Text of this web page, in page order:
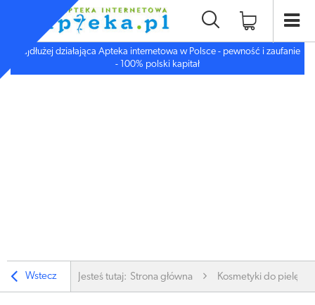
Najdłużej działająca Apteka internetowa w Polsce - pewność i zaufanie
- 100% polski kapitał
Wstecz Jesteś tutaj: Strona główna Kosmetyki do